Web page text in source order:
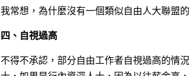
我常想，為什麼沒有一個類似自由人大聯盟
四、 自視過高
不得不承認，部分自由工作者自視過高的情